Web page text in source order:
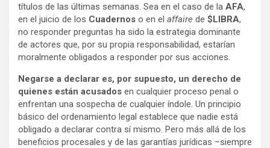
títulos de las últimas semanas. Sea en el caso de la AFA,
en el juicio de los Cuadernos o en el affaire de $LIBRA,
no responder preguntas ha sido la estrategia dominante
de actores que, por su propia responsabilidad, estarían
moralmente obligados a responder por sus acciones.
Negarse a declarar es, por supuesto, un derecho de
quienes están acusados en cualquier proceso penal o
enfrentan una sospecha de cualquier índole. Un principio
básico del ordenamiento legal establece que nadie está
obligado a declarar contra sí mismo. Pero más allá de los
beneficios procesales y de las garantías jurídicas –siempre